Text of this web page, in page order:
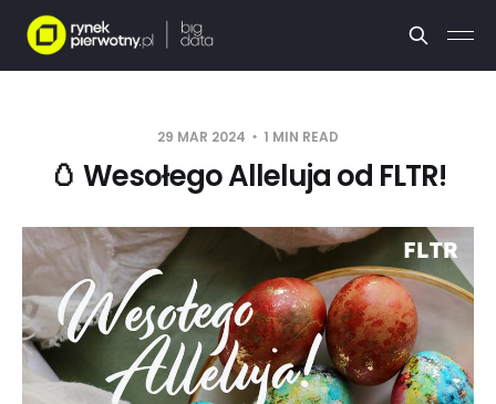
29 MAR 2024 1 MIN READ
🥚 Wesołego Alleluja od FLTR!